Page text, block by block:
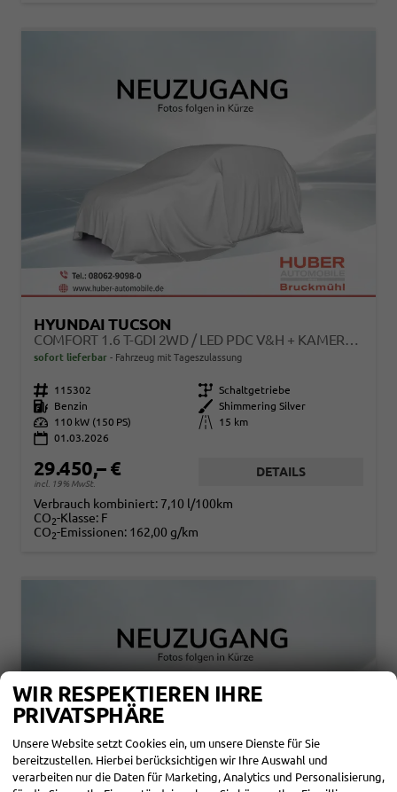
HYUNDAI TUCSON
COMFORT 1.6 T-GDI 2WD / LED PDC V&H + KAMERA SITZ LENKRADHEIZUNG ALU 18"
sofort lieferbar Fahrzeug mit Tageszulassung
Fahrzeugnr. 115302 Getriebe Schaltgetriebe
Kraftstoff
Benzin Außenfarbe
Shimmering Silver
Leistung
110 kW (150 PS) Kilometerstand
15 km
01.03.2026
29.450,– €
incl. 19% MwSt.
DETAILS
Verbrauch kombiniert: 7,10 l/100km
CO2-Klasse: F
CO2-Emissionen: 162,00 g/km
WIR RESPEKTIEREN IHRE
PRIVATSPHÄRE
Unsere Website setzt Cookies ein, um unsere Dienste für Sie
bereitzustellen. Hierbei berücksichtigen wir Ihre Auswahl und
verarbeiten nur die Daten für Marketing, Analytics und Personalisierung,